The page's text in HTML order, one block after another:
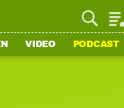
VIDEO PODCAST